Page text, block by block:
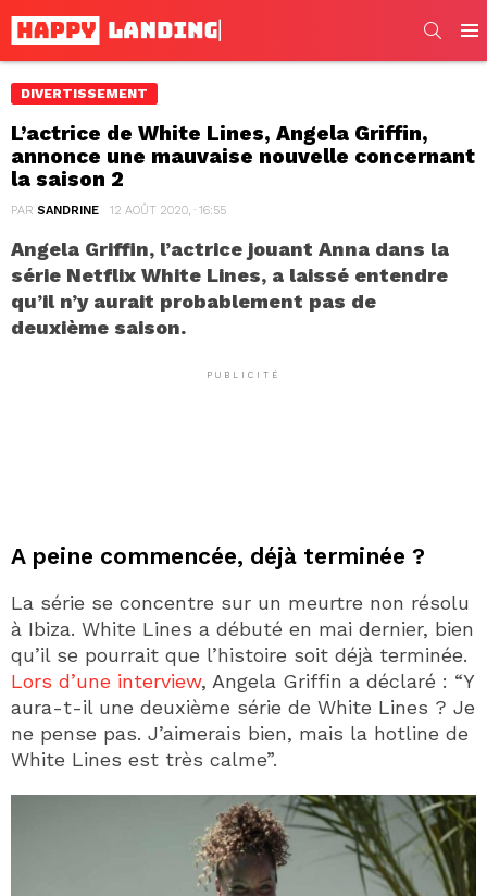
DIVERTISSEMENT
L’actrice de White Lines, Angela Griffin,
annonce une mauvaise nouvelle concernant
la saison 2
PAR SANDRINE 12 AOÛT 2020, · 16:55
Angela Griffin, l’actrice jouant Anna dans la
série Netflix White Lines, a laissé entendre
qu’il n’y aurait probablement pas de
deuxième saison.
PUBLICITÉ
A peine commencée, déjà terminée ?
La série se concentre sur un meurtre non résolu
à Ibiza. White Lines a débuté en mai dernier, bien
qu’il se pourrait que l’histoire soit déjà terminée.
Lors d’une interview, Angela Griffin a déclaré : “Y
aura-t-il une deuxième série de White Lines ? Je
ne pense pas. J’aimerais bien, mais la hotline de
White Lines est très calme”.